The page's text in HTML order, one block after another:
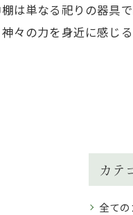
は単なる祀りの器具
々の力を身近に感じ
カテ
全て